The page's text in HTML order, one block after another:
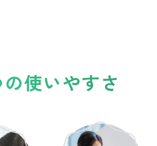
使いやすさ